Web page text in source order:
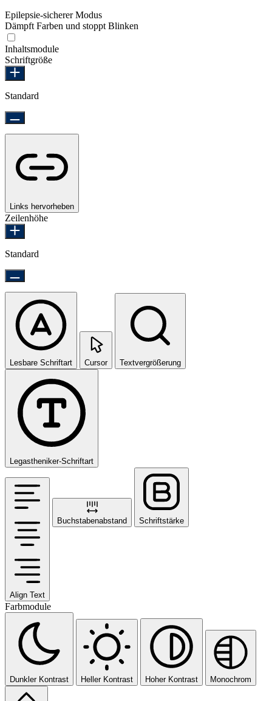
Epilepsie-sicherer Modus
Dämpft Farben und stoppt Blinken
Inhaltsmodule
Schriftgröße
Standard
Links hervorheben
Zeilenhöhe
Standard
Lesbare Schriftart Cursor Textvergrößerung
Legastheniker-Schriftart
Align Text
Buchstabenabstand Schriftstärke
Farbmodule
Dunkler Kontrast Heller Kontrast Hoher Kontrast Monochrom